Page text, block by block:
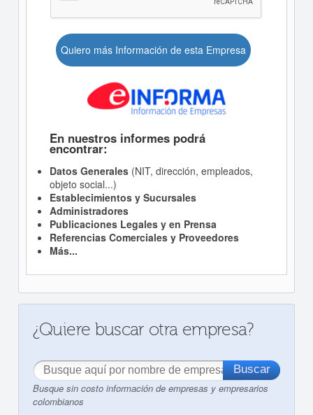
Quiero más Información de esta Empresa
En nuestros informes podrá
encontrar:
Datos Generales(NIT, dirección, empleados,
objeto social...)
Establecimientos y Sucursales
Administradores
Publicaciones Legales y en Prensa
Referencias Comerciales y Proveedores
Más...
¿Quiere buscar otra empresa?
Busque sin costo información de empresas y empresarios
colombianos